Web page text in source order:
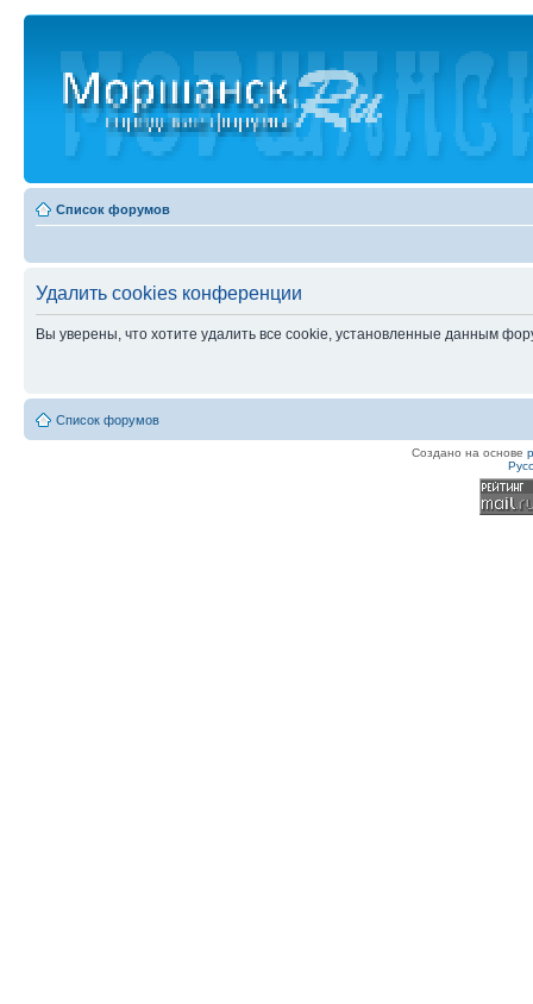
Список форумов
Удалить cookies конференции
Вы уверены, что хотите удалить все cookie, установленные данным
Список форумов
Создано на основе